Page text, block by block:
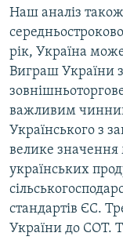
Наш аналіз
рік, Україна
Виграш України
важливим
Українського з
велике значення
українських
стандартів ЄС.
України до СОТ.